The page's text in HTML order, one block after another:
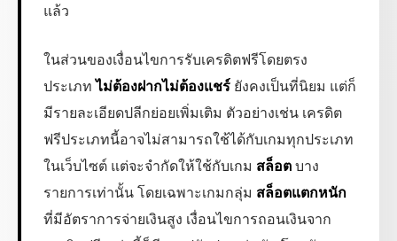
แล้ว
ในส่วนของเงื่อนไขการรับเครดิตฟรีโดยตรง
ประเภทไม่ต้องฝากไม่ต้องแชร์ ยังคงเป็นที่นิยม แต่ก็
มีรายละเอียดปลีกย่อยเพิ่มเติม ตัวอย่างเช่น เครดิต
ฟรีประเภทนี้อาจไม่สามารถใช้ได้กับเกมทุกประเภท
ในเว็บไซต์ แต่จะจำกัดให้ใช้กับเกม สล็อตบาง
รายการเท่านั้น โดยเฉพาะเกมกลุ่ม สล็อตแตกหนัก
ที่มีอัตราการจ่ายเงินสูง เงื่อนไขการถอนเงินจาก